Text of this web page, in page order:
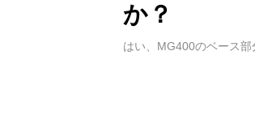
か？
はい、MG400のベース